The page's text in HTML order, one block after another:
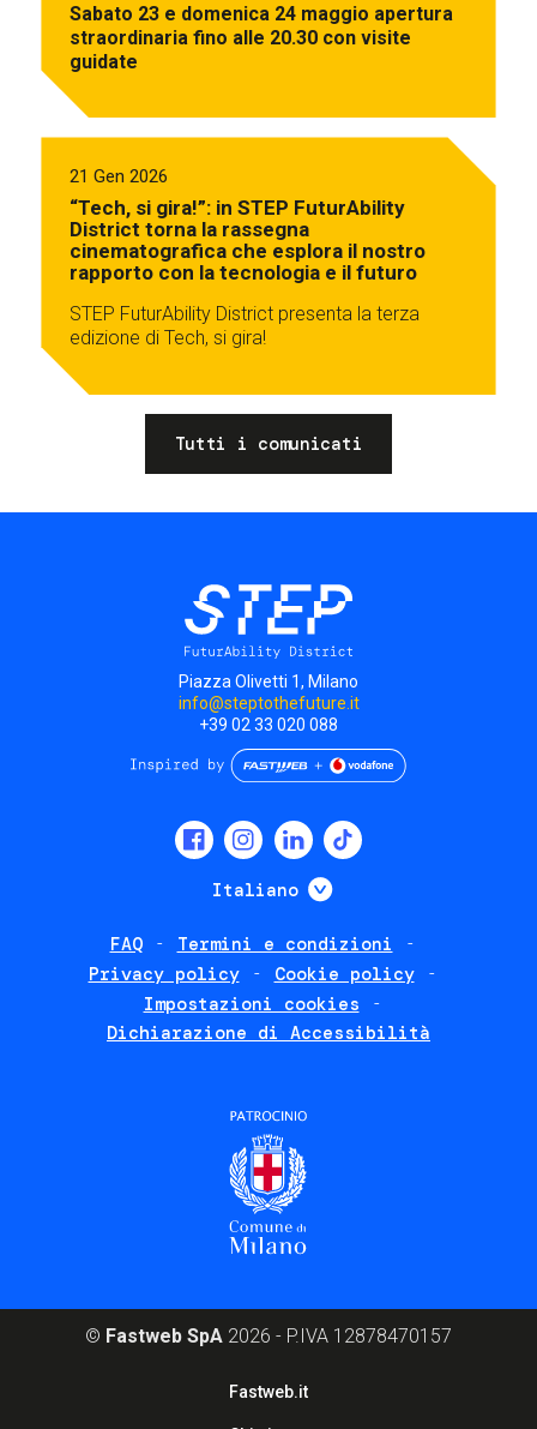
Sabato 23 e domenica 24 maggio apertura
straordinaria fino alle 20.30 con visite
guidate
21 Gen 2026
“Tech, si gira!”: in STEP FuturAbility
District torna la rassegna
cinematografica che esplora il nostro
rapporto con la tecnologia e il futuro
STEP FuturAbility District presenta la terza
edizione di Tech, si gira!
Tutti i comunicati
Piazza Olivetti 1, Milano
info@steptothefuture.it
+39 02 33 020 088
Italiano Mostra ulteriori
FAQ
Termini e condizioni
Privacy policy
Cookie policy
Impostazioni cookies
Dichiarazione di Accessibilità
© Fastweb SpA 2026 - P.IVA 12878470157
Fastweb.it